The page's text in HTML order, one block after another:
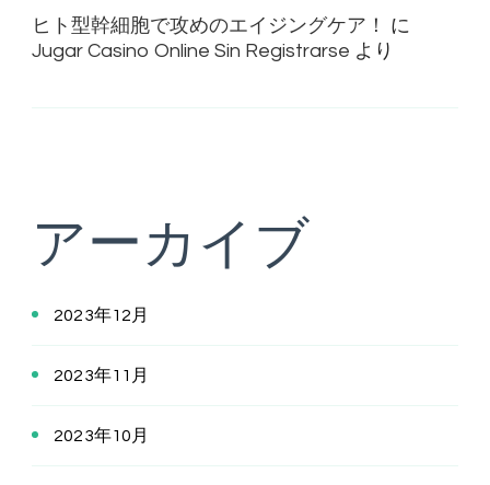
ヒト型幹細胞で攻めのエイジングケア！
に
Jugar Casino Online Sin Registrarse より
アーカイブ
2023年12月
2023年11月
2023年10月